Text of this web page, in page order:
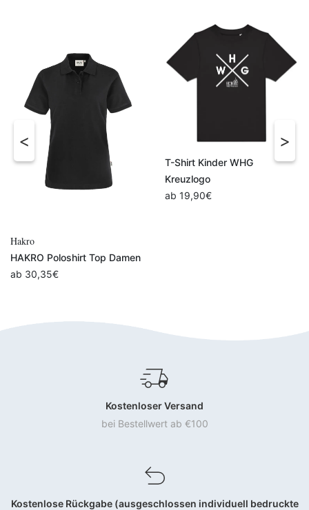
Hakro
HAKRO Poloshirt Top Damen
ab 30,35€
T-Shirt Kinder WHG
Kreuzlogo
ab 19,90€
Kostenloser Versand
bei Bestellwert ab €100
Kostenlose Rückgabe (ausgeschlossen individuell bedruckte